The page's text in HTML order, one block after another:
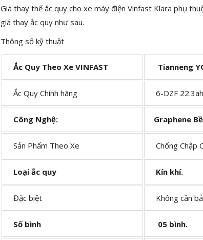
Giá thay thế ắc quy cho xe máy điện Vinfast Klara phụ
giá thay ắc quy như sau.
Thông số kỹ thuật
Ắc Quy Theo Xe VINFAST Tianneng
Ắc Quy Chính hãng 6-DZF
Công Nghệ: Graphene
Sản Phẩm Theo Xe Chống Chập
Loại ắc quy Kín khí.
Đặc biệt Không cần
Số bình 05 bình.